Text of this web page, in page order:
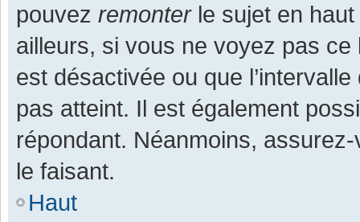
pouvez remonterle sujet en haut
ailleurs, si vous ne voyez pas
est désactivée ou que
pas atteint. Il est également
répondant. Néanmoins,
le faisant.
Haut